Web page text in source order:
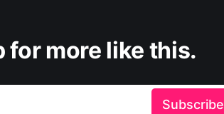
for more like this.
Subscribe